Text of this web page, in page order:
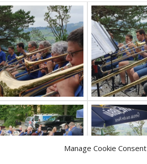
Manage Cookie Consent